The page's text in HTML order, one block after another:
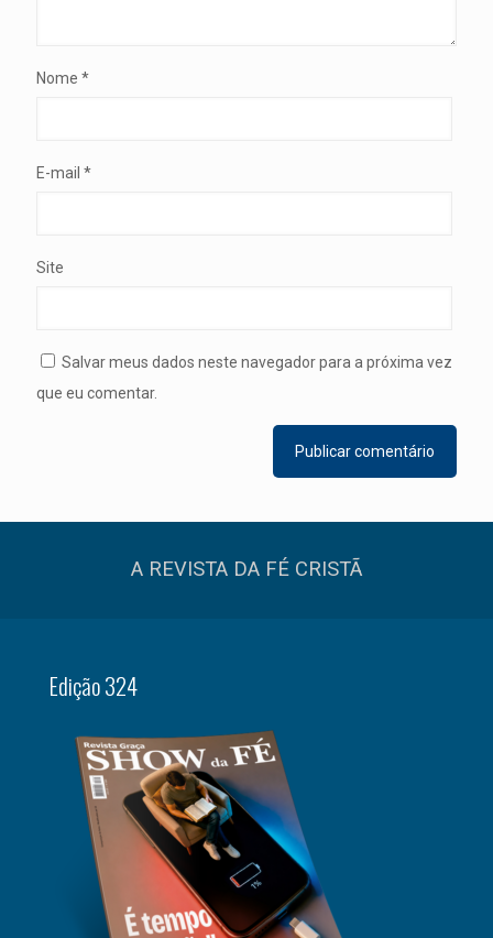
Nome *
E-mail *
Site
Salvar meus dados neste navegador para a próxima vez
que eu comentar.
A REVISTA DA FÉ CRISTÃ
Edição 324